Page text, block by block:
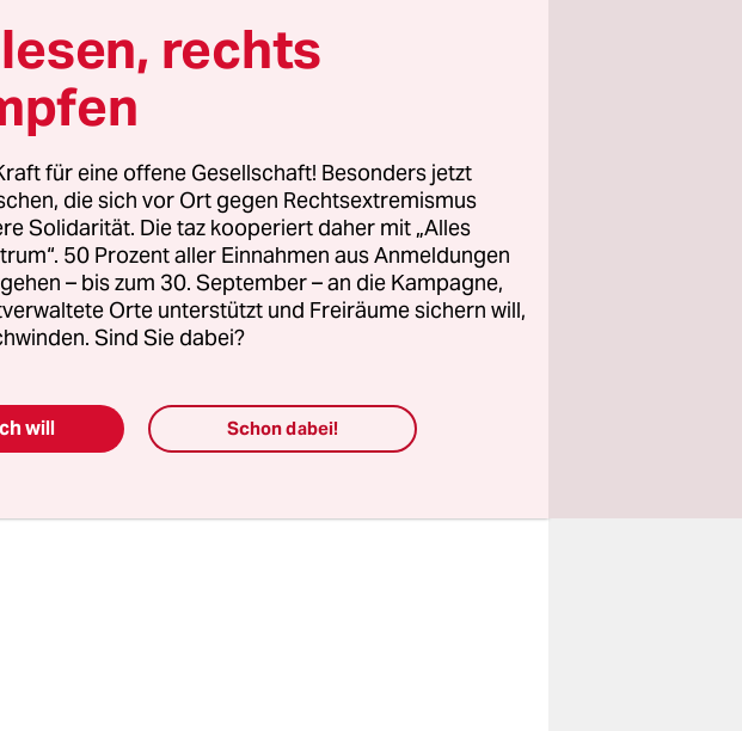
Jörg Meyer
sprach.
und Literaturblogger,
„Damals überlegte die
sollte, um Kosten zu
erzählt er. Anlass:
Immer mehr
ins Internet.
rechts
für eine offene Gesellschaft! Besonders jetzt
die sich vor Ort gegen Rechtsextremismus
Solidarität. Die taz kooperiert daher mit „Alles
50 Prozent aller Einnahmen aus Anmeldungen
– bis zum 30. September – an die Kampagne,
Orte unterstützt und Freiräume sichern will,
Sind Sie dabei?
will Schon dabei!